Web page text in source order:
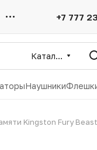
+7 777
Каталог
Наушники
Kingston Fury